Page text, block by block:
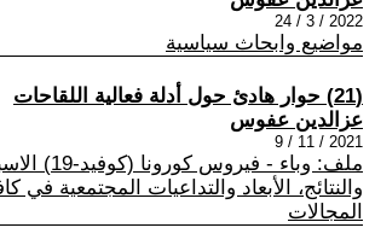
2022 / 3 / 24
مواضيع وابحاث سياسية
(21) حوار هادئ حول أدلة فعالية اللقاحات
عزالدين عفوس
2021 / 11 / 9
ملف: وباء - فيروس كورونا
والنتائج، الأبعاد والتداعيات المجتمعية في
المجالات